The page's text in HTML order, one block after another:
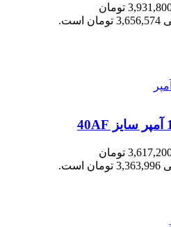
قیمت اصلی 3,931,800 تومان
قیمت اصلی 3,617,200 تومان